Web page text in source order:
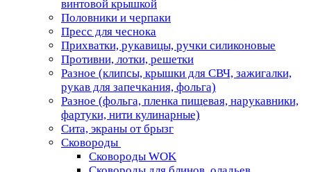
винтовой крышкой
Половники и черпаки
Пресс для чеснока
Прихватки, рукавицы, ручки силиконовые
Противни, лотки, решетки
Разное (клипсы, крышки для СВЧ, зажигалки,
рукав для запечкания, фольга)
Разное (фольга, пленка пищевая, нарукавники,
фартуки, нити кулинарные)
Сита, экраны от брызг
Сковороды
Сковороды WOK